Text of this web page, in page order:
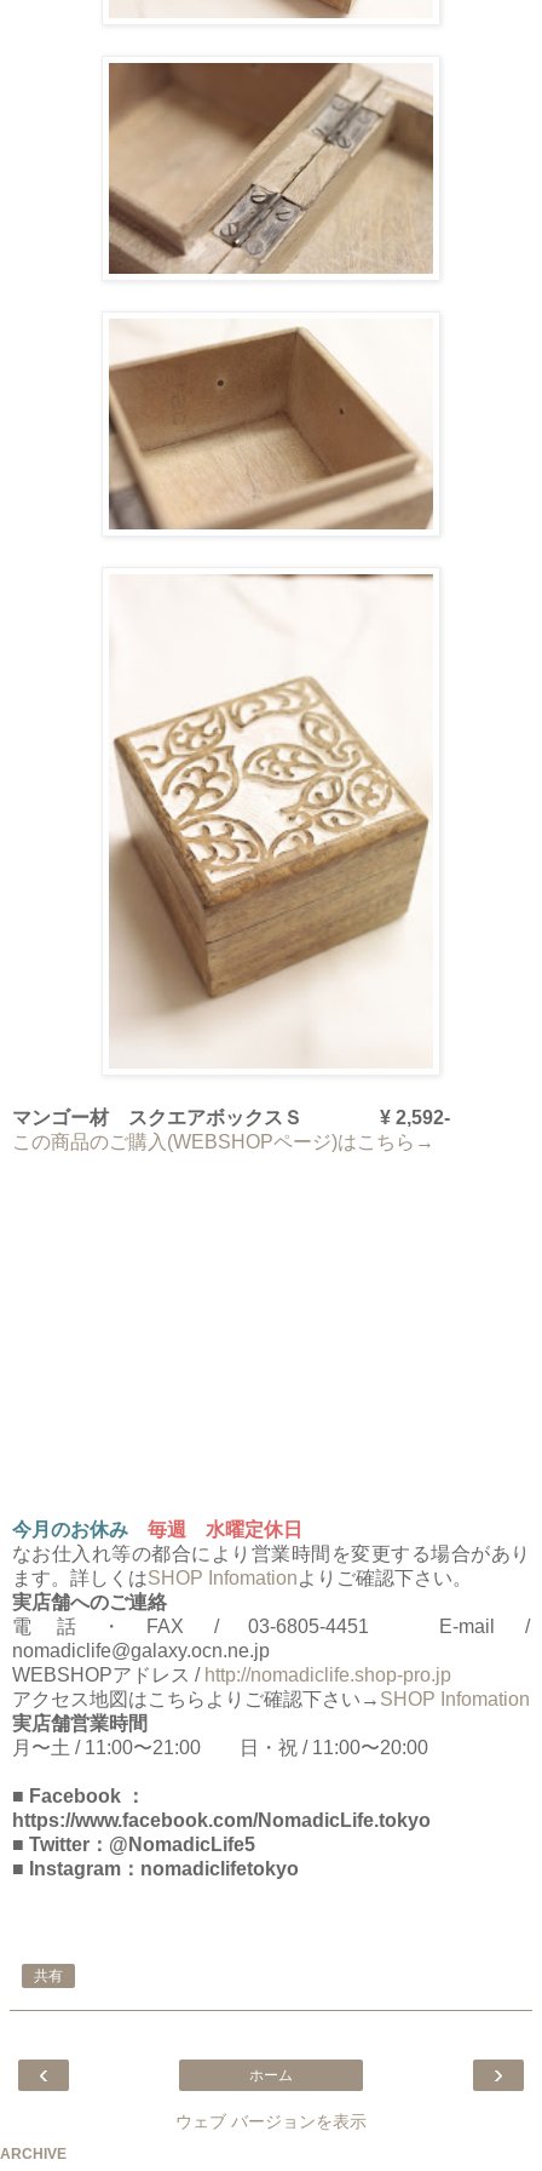
マンゴー材 スクエアボックスＳ ¥ 2,592-
この商品のご購入(WEBSHOPページ)はこちら→
今月のお休み
毎週 水曜定休日
なお仕入れ等の都合により営業時間を変更する場合があり
ます。詳しくはSHOP Infomationよりご確認下さい。
実店舗へのご連絡
電話・FAX / 03-6805-4451 E-mail /
nomadiclife@galaxy.ocn.ne.jp
WEBSHOPアドレス / http://nomadiclife.shop-pro.jp
アクセス地図はこちらよりご確認下さい→ SHOP Infomation
実店舗営業時間
月〜土 / 11:00〜21:00 日・祝 / 11:00〜20:00
■ Facebook ：
https://www.facebook.com/NomadicLife.tokyo
■ Twitter：@NomadicLife5
■ Instagram：nomadiclifetokyo
共有
‹ ›
ホーム
ウェブ バージョンを表示
ARCHIVE